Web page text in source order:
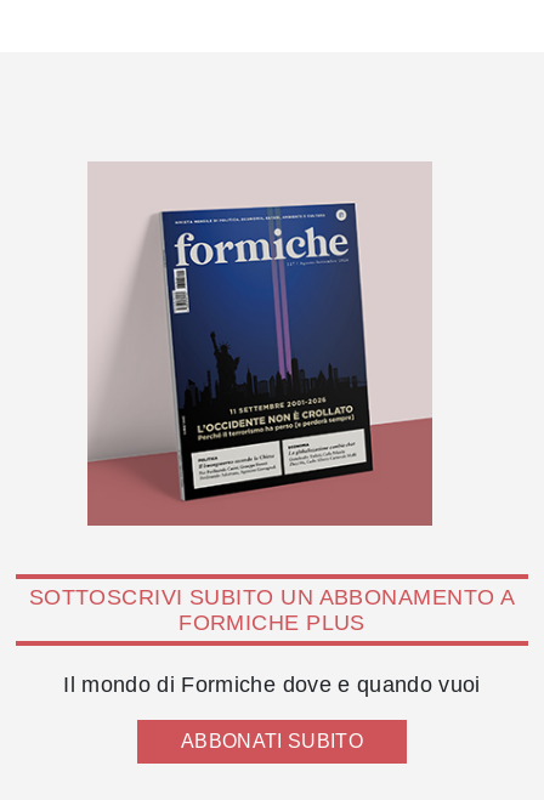
SOTTOSCRIVI SUBITO UN ABBONAMENTO A
FORMICHE PLUS
Il mondo di Formiche dove e quando vuoi
ABBONATI SUBITO